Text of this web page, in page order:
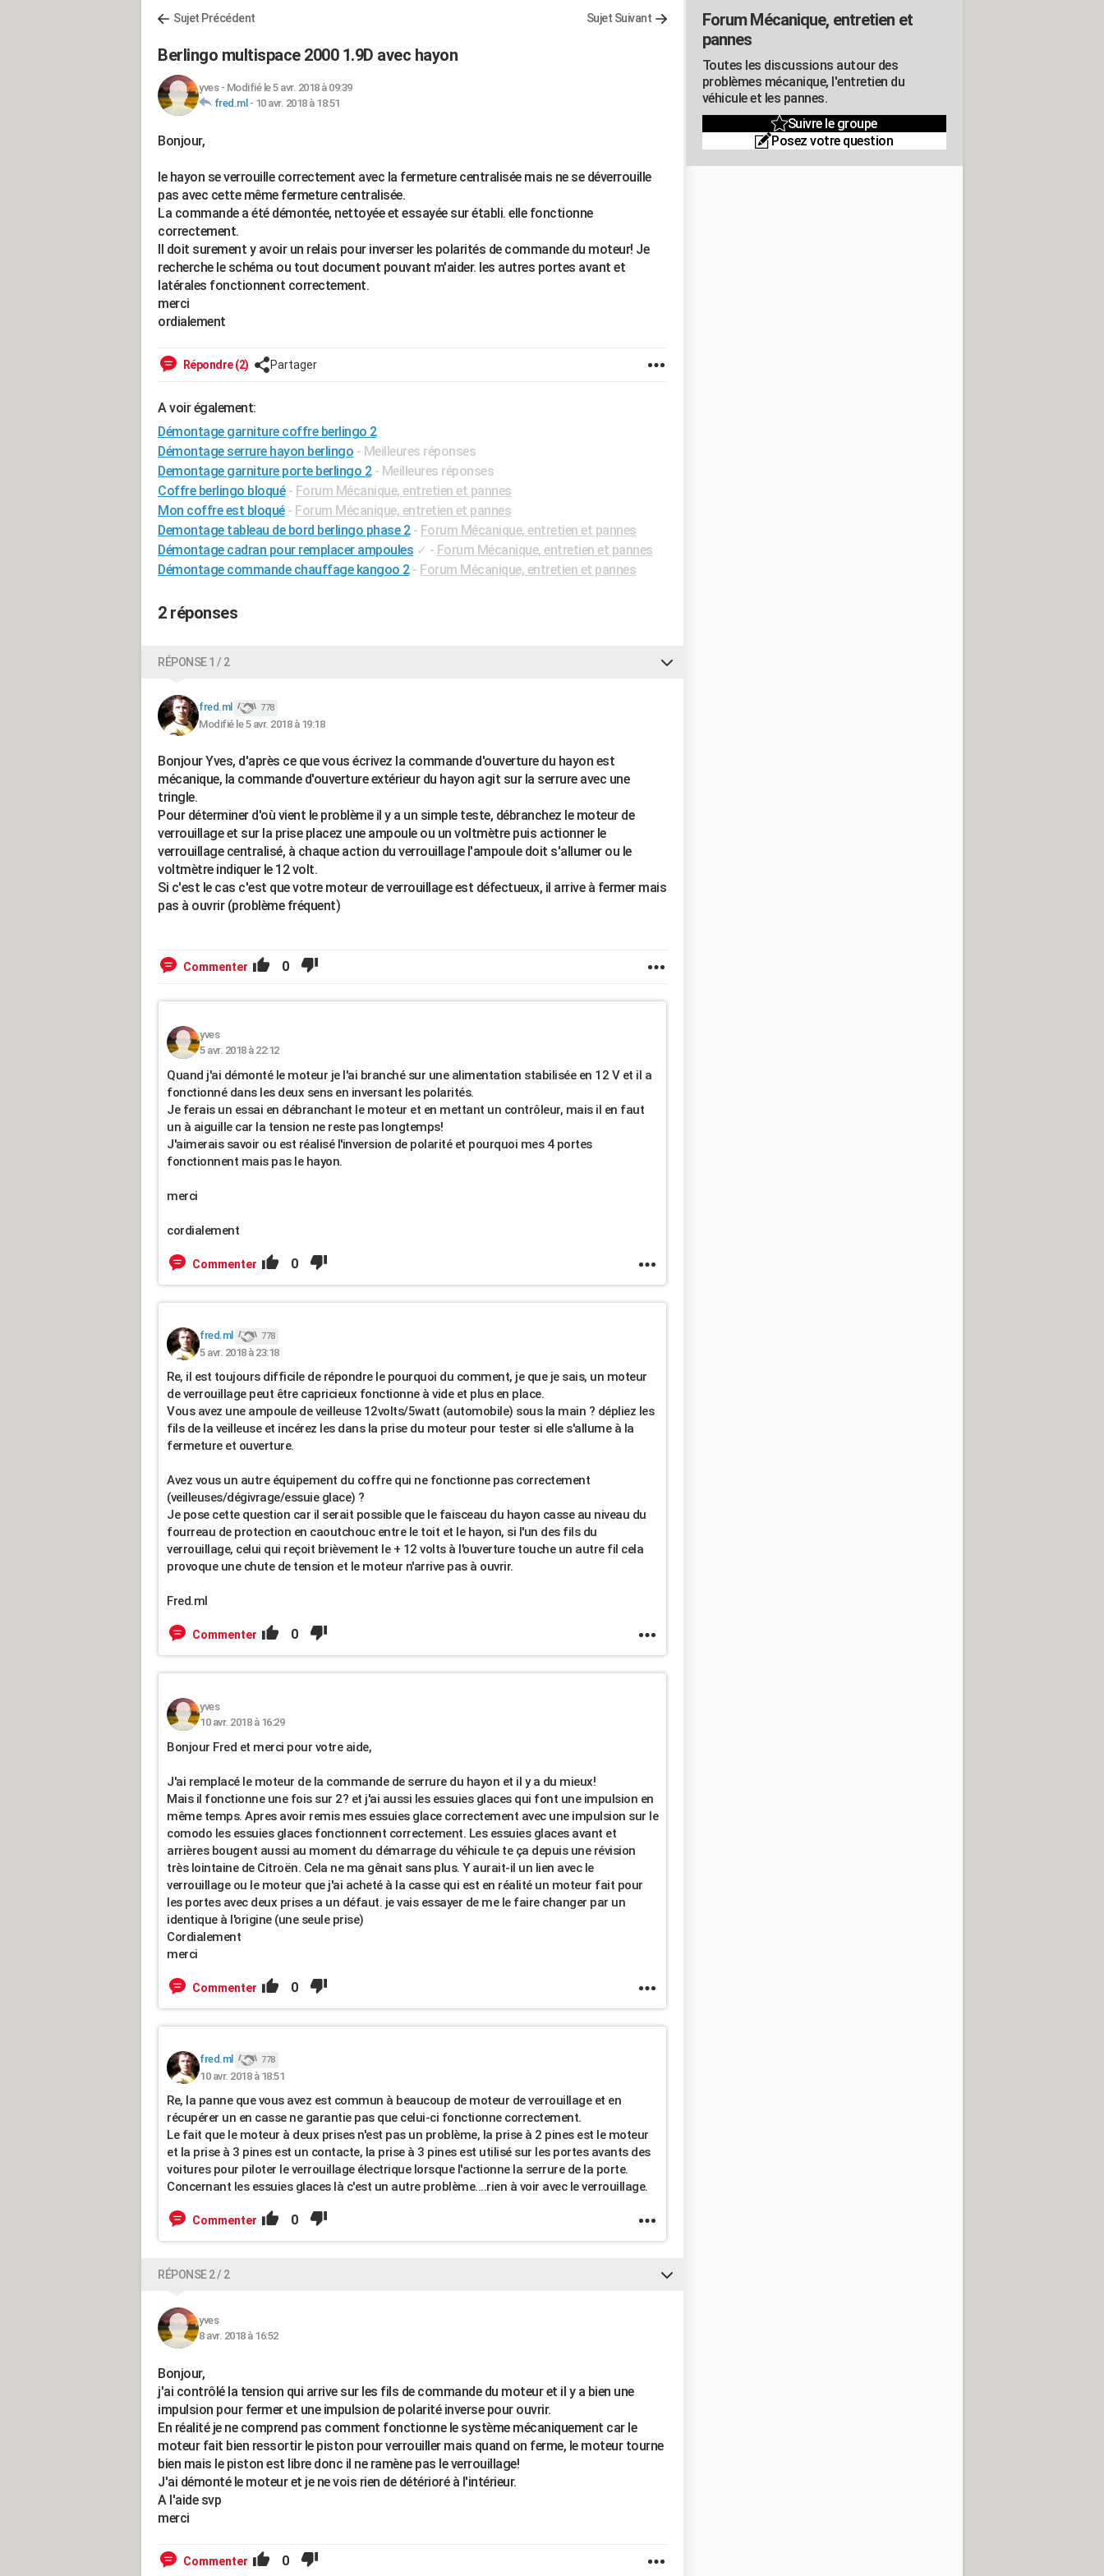
Sujet Précédent Sujet Suivant
Berlingo multispace 2000 1.9D avec hayon
yves- Modifié le 5 avr. 2018 à 09:39
fred.ml - 10 avr. 2018 à 18:51
Bonjour,
le hayon se verrouille correctement avec la fermeture centralisée mais ne se déverrouille
pas avec cette même fermeture centralisée.
La commande a été démontée, nettoyée et essayée sur établi. elle fonctionne
correctement.
Il doit surement y avoir un relais pour inverser les polarités de commande du moteur! Je
recherche le schéma ou tout document pouvant m'aider. les autres portes avant et
latérales fonctionnent correctement.
merci
ordialement
Répondre (2) Partager
A voir également:
Démontage garniture coffre berlingo 2
Démontage serrure hayon berlingo - Meilleures réponses
Demontage garniture porte berlingo 2 - Meilleures réponses
Coffre berlingo bloqué - Forum Mécanique, entretien et pannes
Mon coffre est bloqué - Forum Mécanique, entretien et pannes
Demontage tableau de bord berlingo phase 2 - Forum Mécanique, entretien et pannes
Démontage cadran pour remplacer ampoules ✓ - Forum Mécanique, entretien et pannes
Démontage commande chauffage kangoo 2 - Forum Mécanique, entretien et pannes
2 réponses
RÉPONSE 1 / 2
fred.ml 778
Modifié le 5 avr. 2018 à 19:18
Bonjour Yves, d'après ce que vous écrivez la commande d'ouverture du hayon est
mécanique, la commande d'ouverture extérieur du hayon agit sur la serrure avec une
tringle.
Pour déterminer d'où vient le problème il y a un simple teste, débranchez le moteur de
verrouillage et sur la prise placez une ampoule ou un voltmètre puis actionner le
verrouillage centralisé, à chaque action du verrouillage l'ampoule doit s'allumer ou le
voltmètre indiquer le 12 volt.
Si c'est le cas c'est que votre moteur de verrouillage est défectueux, il arrive à fermer mais
pas à ouvrir (problème fréquent)
Commenter 0
yves
5 avr. 2018 à 22:12
Quand j'ai démonté le moteur je l'ai branché sur une alimentation stabilisée en 12 V et il a
fonctionné dans les deux sens en inversant les polarités.
Je ferais un essai en débranchant le moteur et en mettant un contrôleur, mais il en faut
un à aiguille car la tension ne reste pas longtemps!
J'aimerais savoir ou est réalisé l'inversion de polarité et pourquoi mes 4 portes
fonctionnent mais pas le hayon.
merci
cordialement
Commenter 0
fred.ml 778
5 avr. 2018 à 23:18
Re, il est toujours difficile de répondre le pourquoi du comment, je que je sais, un moteur
de verrouillage peut être capricieux fonctionne à vide et plus en place.
Vous avez une ampoule de veilleuse 12volts/5watt (automobile) sous la main ? dépliez les
fils de la veilleuse et incérez les dans la prise du moteur pour tester si elle s'allume à la
fermeture et ouverture.
Avez vous un autre équipement du coffre qui ne fonctionne pas correctement
(veilleuses/dégivrage/essuie glace) ?
Je pose cette question car il serait possible que le faisceau du hayon casse au niveau du
fourreau de protection en caoutchouc entre le toit et le hayon, si l'un des fils du
verrouillage, celui qui reçoit brièvement le + 12 volts à l'ouverture touche un autre fil cela
provoque une chute de tension et le moteur n'arrive pas à ouvrir.
Fred.ml
Commenter 0
yves
10 avr. 2018 à 16:29
Bonjour Fred et merci pour votre aide,
J'ai remplacé le moteur de la commande de serrure du hayon et il y a du mieux!
Mais il fonctionne une fois sur 2? et j'ai aussi les essuies glaces qui font une impulsion en
même temps. Apres avoir remis mes essuies glace correctement avec une impulsion sur le
comodo les essuies glaces fonctionnent correctement. Les essuies glaces avant et
arrières bougent aussi au moment du démarrage du véhicule te ça depuis une révision
très lointaine de Citroën. Cela ne ma gênait sans plus. Y aurait-il un lien avec le
verrouillage ou le moteur que j'ai acheté à la casse qui est en réalité un moteur fait pour
les portes avec deux prises a un défaut. je vais essayer de me le faire changer par un
identique à l'origine (une seule prise)
Cordialement
merci
Commenter 0
fred.ml 778
10 avr. 2018 à 18:51
Re, la panne que vous avez est commun à beaucoup de moteur de verrouillage et en
récupérer un en casse ne garantie pas que celui-ci fonctionne correctement.
Le fait que le moteur à deux prises n'est pas un problème, la prise à 2 pines est le moteur
et la prise à 3 pines est un contacte, la prise à 3 pines est utilisé sur les portes avants des
voitures pour piloter le verrouillage électrique lorsque l'actionne la serrure de la porte.
Concernant les essuies glaces là c'est un autre problème....rien à voir avec le verrouillage.
Commenter 0
RÉPONSE 2 / 2
yves
8 avr. 2018 à 16:52
Bonjour,
j'ai contrôlé la tension qui arrive sur les fils de commande du moteur et il y a bien une
impulsion pour fermer et une impulsion de polarité inverse pour ouvrir.
En réalité je ne comprend pas comment fonctionne le système mécaniquement car le
moteur fait bien ressortir le piston pour verrouiller mais quand on ferme, le moteur tourne
bien mais le piston est libre donc il ne ramène pas le verrouillage!
J'ai démonté le moteur et je ne vois rien de détérioré à l'intérieur.
A l'aide svp
merci
Commenter 0
Forum Mécanique, entretien et
pannes
Toutes les discussions autour des
problèmes mécanique, l'entretien du
véhicule et les pannes.
Suivre le groupe
Posez votre question